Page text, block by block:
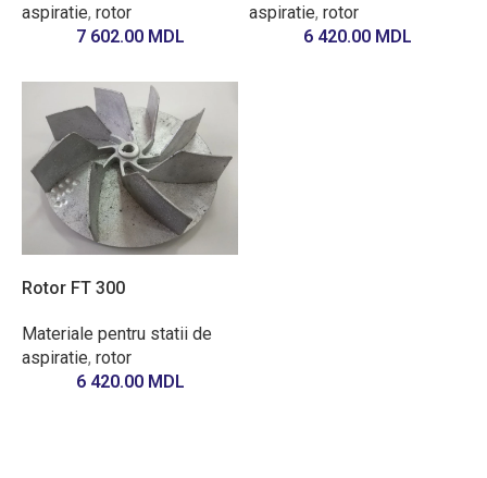
aspiratie, rotor
7 602.00 MDL
aspiratie, rotor
6 420.00 MDL
Rotor FT 300
Materiale pentru statii de
aspiratie, rotor
6 420.00 MDL